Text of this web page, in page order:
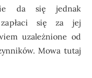
da się jednak
się za jej
uzależnione od
Mowa tutaj